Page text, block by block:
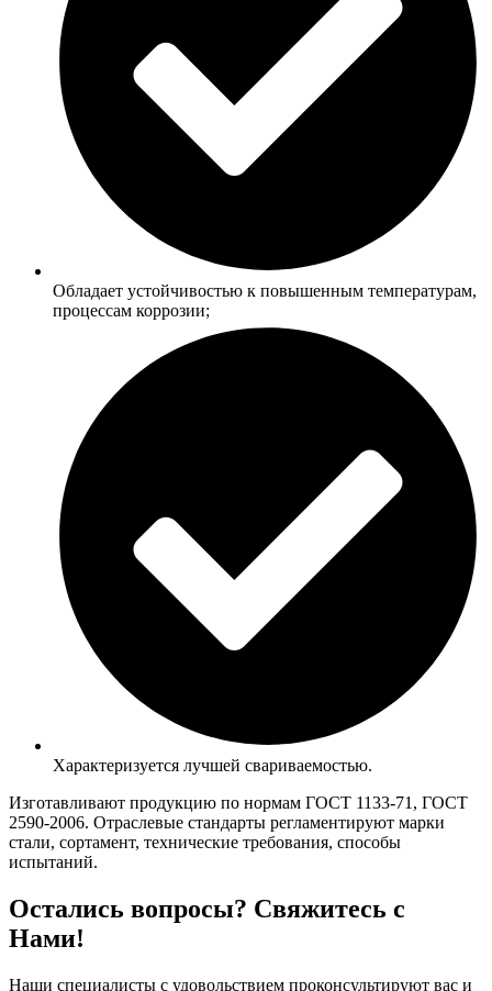
Обладает устойчивостью к повышенным температурам,
процессам коррозии;
Характеризуется лучшей свариваемостью.
Изготавливают продукцию по нормам ГОСТ 1133-71, ГОСТ
2590-2006. Отраслевые стандарты регламентируют марки
стали, сортамент, технические требования, способы
испытаний.
Остались вопросы? Свяжитесь с
Нами!
Наши специалисты с удовольствием проконсультируют вас и